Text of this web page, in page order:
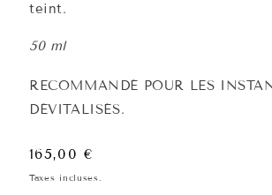
teint.
50 ml
RECOMMANDÉ POUR LES
DÉVITALISÉS.
Prix
habituel
165,00 €
Taxes incluses.